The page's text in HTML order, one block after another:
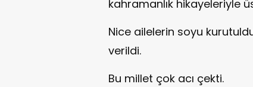
kahramanlık hikayeleriyle
Nice ailelerin soyu
verildi.
Bu millet çok acı çekti.